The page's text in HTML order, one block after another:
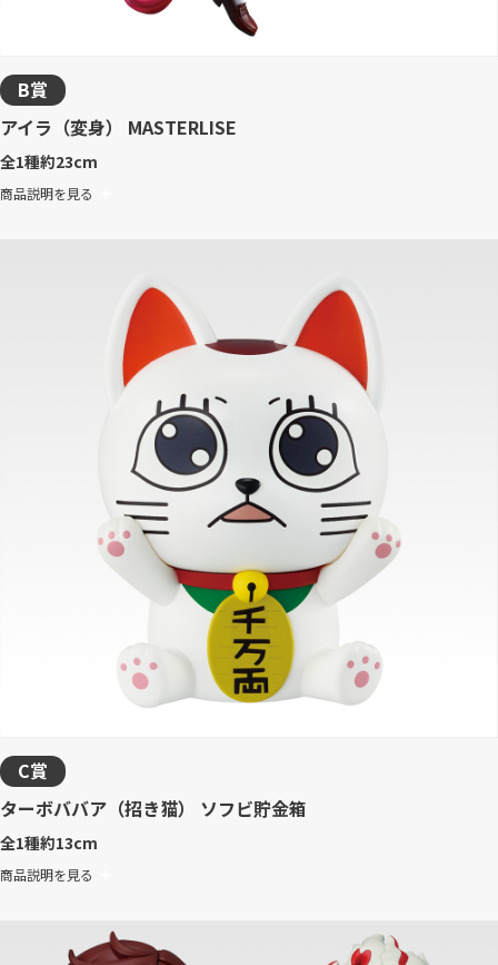
B賞
アイラ（変身） MASTERLISE
全1種約23cm
商品説明を見る
C賞
ターボババア（招き猫） ソフビ貯金箱
全1種約13cm
商品説明を見る